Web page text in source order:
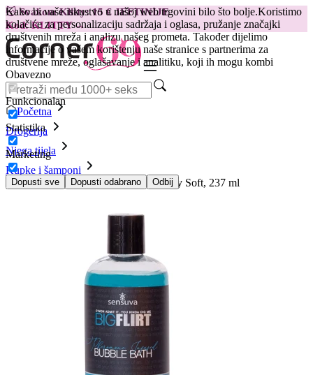
Kako bi vaše iskustvo u našoj web trgovini bilo što bolje.Koristimo
kolačiće za personalizaciju sadržaja i oglasa, pružanje značajki
društvenih mreža i analizu našeg prometa. Također dijelimo
informacije o vašem korištenju naše stranice s partnerima za
društvene mreže, oglašavanje i analitiku, koji ih mogu kombi
Obavezno
Funkcionalan
Statistika
Marketing
Dopusti sve Dopusti odabrano Odbij
😽Svakom Klitty: 15 € JEFTINIJE
Kod: KLITTY →
Početna
Drogerija
Njega tijela
Kupke i šamponi
Feromonska pjenušava kupka Sensually Soft, 237 ml